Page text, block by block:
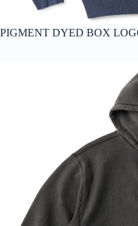
PIGMENT DYED BOX